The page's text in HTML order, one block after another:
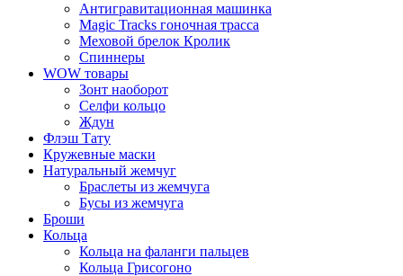
Антигравитационная машинка
Magic Tracks гоночная трасса
Меховой брелок Кролик
Спиннеры
WOW товары
Зонт наоборот
Селфи кольцо
Ждун
Флэш Тату
Кружевные маски
Натуральный жемчуг
Браслеты из жемчуга
Бусы из жемчуга
Броши
Кольца
Кольца на фаланги пальцев
Кольца Грисогоно